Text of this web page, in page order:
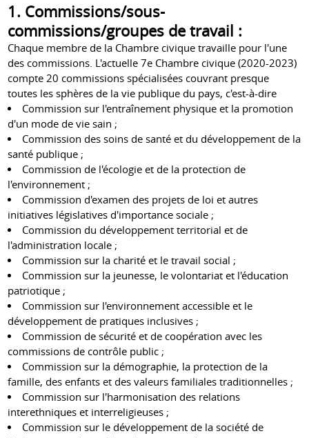
1. Commissions/sous-
commissions/groupes de travail :
Chaque membre de la Chambre civique travaille pour l'une
des commissions. L'actuelle 7e Chambre civique (2020-2023)
compte 20 commissions spécialisées couvrant presque
toutes les sphères de la vie publique du pays, c'est-à-dire
Commission sur l'entraînement physique et la promotion
d'un mode de vie sain ;
Commission des soins de santé et du développement de la
santé publique ;
Commission de l'écologie et de la protection de
l'environnement ;
Commission d'examen des projets de loi et autres
initiatives législatives d'importance sociale ;
Commission du développement territorial et de
l'administration locale ;
Commission sur la charité et le travail social ;
Commission sur la jeunesse, le volontariat et l'éducation
patriotique ;
Commission sur l'environnement accessible et le
développement de pratiques inclusives ;
Commission de sécurité et de coopération avec les
commissions de contrôle public ;
Commission sur la démographie, la protection de la
famille, des enfants et des valeurs familiales traditionnelles ;
Commission sur l'harmonisation des relations
interethniques et interreligieuses ;
Commission sur le développement de la société de